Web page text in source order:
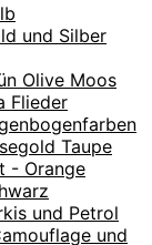
und Silber
Olive Moos
Flieder
Taupe
- Orange
und Petrol
und